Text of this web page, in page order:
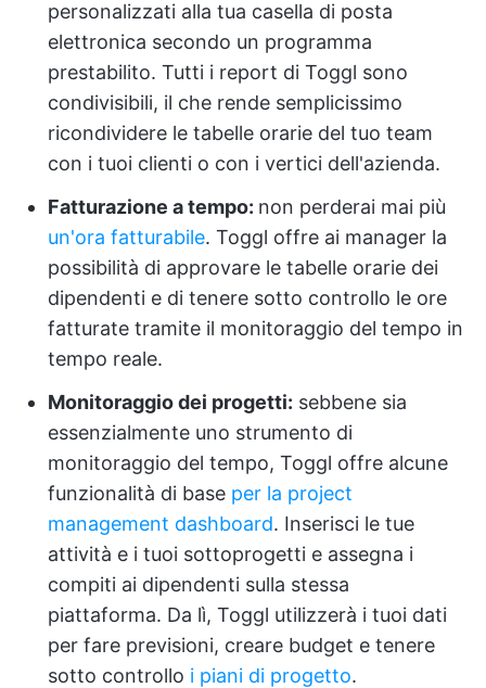
personalizzati alla tua casella di posta
elettronica secondo un programma
prestabilito. Tutti i report di Toggl sono
condivisibili, il che rende semplicissimo
ricondividere le tabelle orarie del tuo team
con i tuoi clienti o con i vertici dell'azienda.
Fatturazione a tempo: non perderai mai più
un'ora fatturabile. Toggl offre ai manager la
possibilità di approvare le tabelle orarie dei
dipendenti e di tenere sotto controllo le ore
fatturate tramite il monitoraggio del tempo in
tempo reale.
Monitoraggio dei progetti: sebbene sia
essenzialmente uno strumento di
monitoraggio del tempo, Toggl offre alcune
funzionalità di base per la project
management dashboard. Inserisci le tue
attività e i tuoi sottoprogetti e assegna i
compiti ai dipendenti sulla stessa
piattaforma. Da lì, Toggl utilizzerà i tuoi dati
per fare previsioni, creare budget e tenere
sotto controllo i piani di progetto.